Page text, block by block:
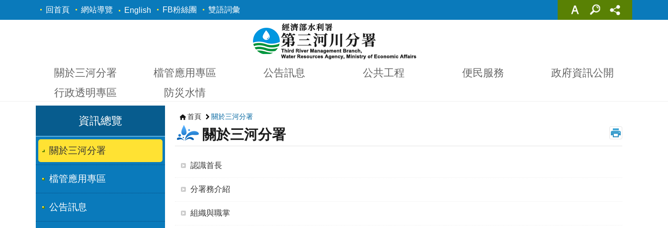
跳到主要內容區塊
回首頁 網站導覽 English FB粉絲團 雙語詞彙
關於三河分署 檔管應用專區 公告訊息 公共工程 便民服務
政府資訊公開
行政透明專區
防災水情
資訊總覽
關於三河分署
檔管應用專區
公告訊息
首頁 關於三河分署
關於三河分署
認識首長
分署務介紹
組織與職掌